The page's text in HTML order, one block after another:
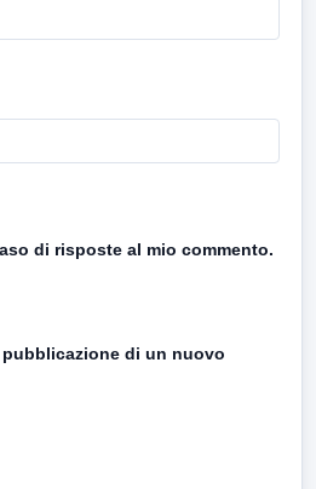
di risposte al mio commento.
di un nuovo